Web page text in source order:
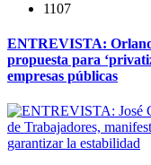
1107
ENTREVISTA:
propuesta para
empresas públicas